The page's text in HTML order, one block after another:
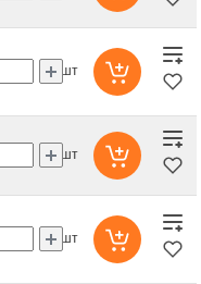
шт
шт
шт